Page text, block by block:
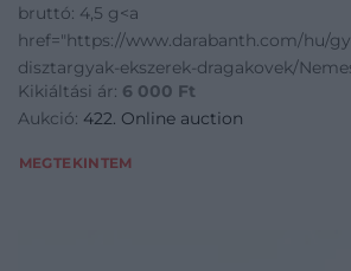
bruttó: 4,5 g<a
href="https://www.darabanth.com/hu/
disztargyak-ekszerek-dragakovek/
ekszerek-dragakovek~1000024/
Kikiáltási ár: 6 000 Ft
Aukció: 422. Online auction
MEGTEKINTEM